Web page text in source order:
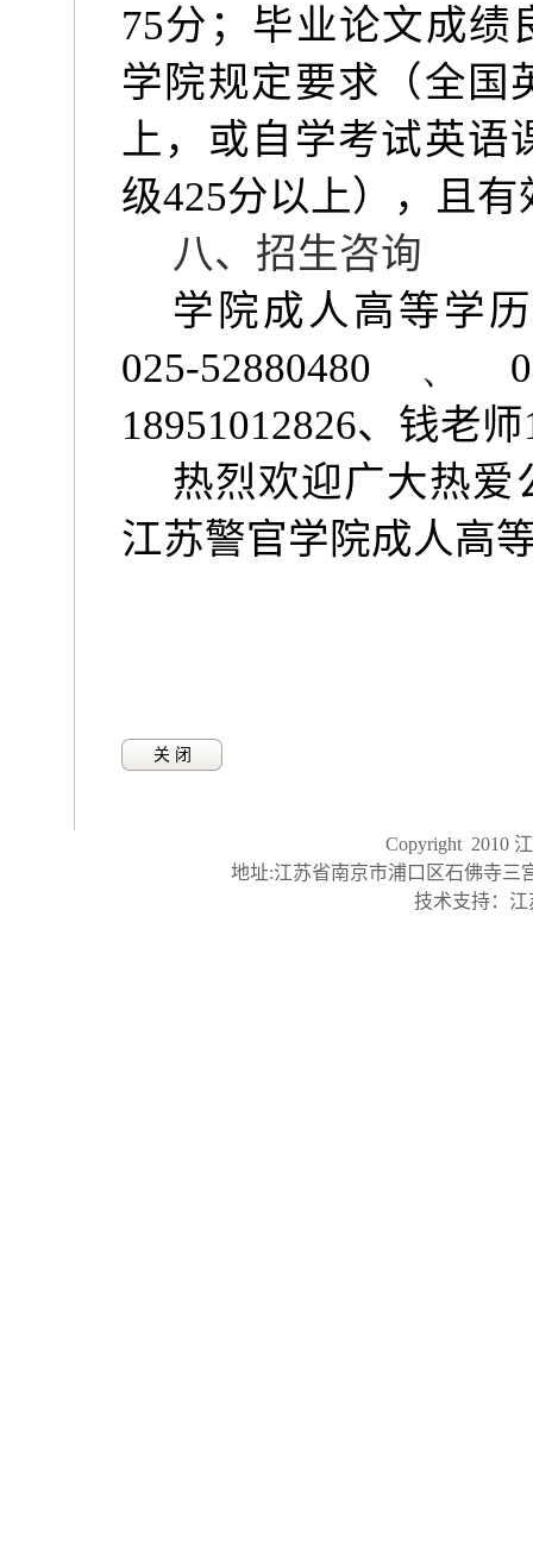
75分；毕业论文成绩
学院规定要求（全国
上，或自学考试英语
级425分以上），且
八、招生咨询
学院成人高等学
025-52880480、
18951012826、钱老师
热烈欢迎广大热爱
江苏警官学院成人高
关 闭
Copyright 2010
地址:江苏省南京市浦口区石佛寺三
技术支持：